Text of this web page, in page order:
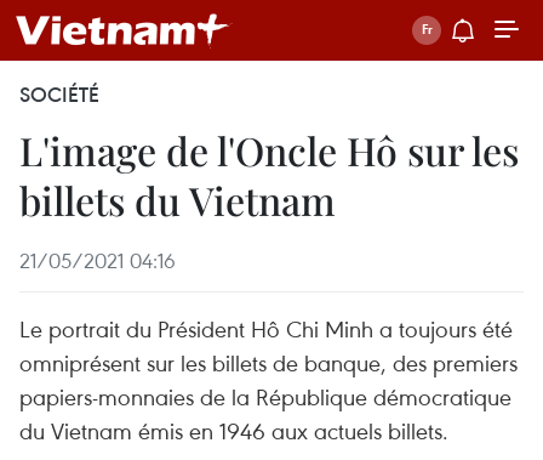
SOCIÉTÉ
L'image de l'Oncle Hô sur les
billets du Vietnam
21/05/2021 04:16
Le portrait du Président Hô Chi Minh a toujours été
omniprésent sur les billets de banque, des premiers
papiers-monnaies de la République démocratique
du Vietnam émis en 1946 aux actuels billets.